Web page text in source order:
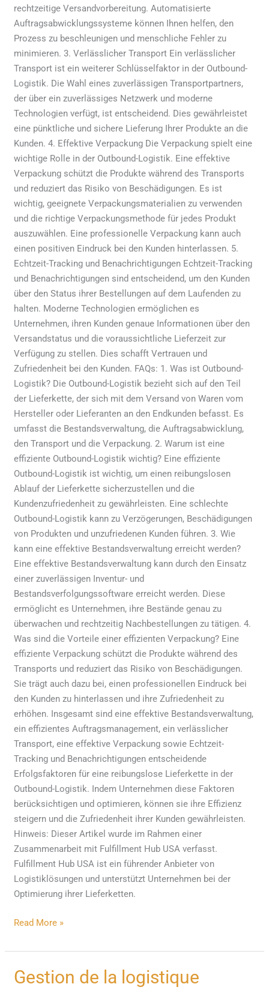
rechtzeitige Versandvorbereitung. Automatisierte
Auftragsabwicklungssysteme können Ihnen helfen, den
Prozess zu beschleunigen und menschliche Fehler zu
minimieren. 3. Verlässlicher Transport Ein verlässlicher
Transport ist ein weiterer Schlüsselfaktor in der Outbound-
Logistik. Die Wahl eines zuverlässigen Transportpartners,
der über ein zuverlässiges Netzwerk und moderne
Technologien verfügt, ist entscheidend. Dies gewährleistet
eine pünktliche und sichere Lieferung Ihrer Produkte an die
Kunden. 4. Effektive Verpackung Die Verpackung spielt eine
wichtige Rolle in der Outbound-Logistik. Eine effektive
Verpackung schützt die Produkte während des Transports
und reduziert das Risiko von Beschädigungen. Es ist
wichtig, geeignete Verpackungsmaterialien zu verwenden
und die richtige Verpackungsmethode für jedes Produkt
auszuwählen. Eine professionelle Verpackung kann auch
einen positiven Eindruck bei den Kunden hinterlassen. 5.
Echtzeit-Tracking und Benachrichtigungen Echtzeit-Tracking
und Benachrichtigungen sind entscheidend, um den Kunden
über den Status ihrer Bestellungen auf dem Laufenden zu
halten. Moderne Technologien ermöglichen es
Unternehmen, ihren Kunden genaue Informationen über den
Versandstatus und die voraussichtliche Lieferzeit zur
Verfügung zu stellen. Dies schafft Vertrauen und
Zufriedenheit bei den Kunden. FAQs: 1. Was ist Outbound-
Logistik? Die Outbound-Logistik bezieht sich auf den Teil
der Lieferkette, der sich mit dem Versand von Waren vom
Hersteller oder Lieferanten an den Endkunden befasst. Es
umfasst die Bestandsverwaltung, die Auftragsabwicklung,
den Transport und die Verpackung. 2. Warum ist eine
effiziente Outbound-Logistik wichtig? Eine effiziente
Outbound-Logistik ist wichtig, um einen reibungslosen
Ablauf der Lieferkette sicherzustellen und die
Kundenzufriedenheit zu gewährleisten. Eine schlechte
Outbound-Logistik kann zu Verzögerungen, Beschädigungen
von Produkten und unzufriedenen Kunden führen. 3. Wie
kann eine effektive Bestandsverwaltung erreicht werden?
Eine effektive Bestandsverwaltung kann durch den Einsatz
einer zuverlässigen Inventur- und
Bestandsverfolgungssoftware erreicht werden. Diese
ermöglicht es Unternehmen, ihre Bestände genau zu
überwachen und rechtzeitig Nachbestellungen zu tätigen. 4.
Was sind die Vorteile einer effizienten Verpackung? Eine
effiziente Verpackung schützt die Produkte während des
Transports und reduziert das Risiko von Beschädigungen.
Sie trägt auch dazu bei, einen professionellen Eindruck bei
den Kunden zu hinterlassen und ihre Zufriedenheit zu
erhöhen. Insgesamt sind eine effektive Bestandsverwaltung,
ein effizientes Auftragsmanagement, ein verlässlicher
Transport, eine effektive Verpackung sowie Echtzeit-
Tracking und Benachrichtigungen entscheidende
Erfolgsfaktoren für eine reibungslose Lieferkette in der
Outbound-Logistik. Indem Unternehmen diese Faktoren
berücksichtigen und optimieren, können sie ihre Effizienz
steigern und die Zufriedenheit ihrer Kunden gewährleisten.
Hinweis: Dieser Artikel wurde im Rahmen einer
Zusammenarbeit mit Fulfillment Hub USA verfasst.
Fulfillment Hub USA ist ein führender Anbieter von
Logistiklösungen und unterstützt Unternehmen bei der
Optimierung ihrer Lieferketten.
Read More »
Gestion de la logistique
Gestion
de